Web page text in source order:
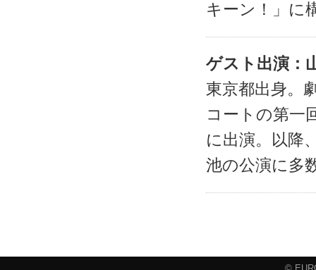
キーン！」に
ゲスト出演：
東京都出身。
コートの第一
に出演。以降
池の公演に多